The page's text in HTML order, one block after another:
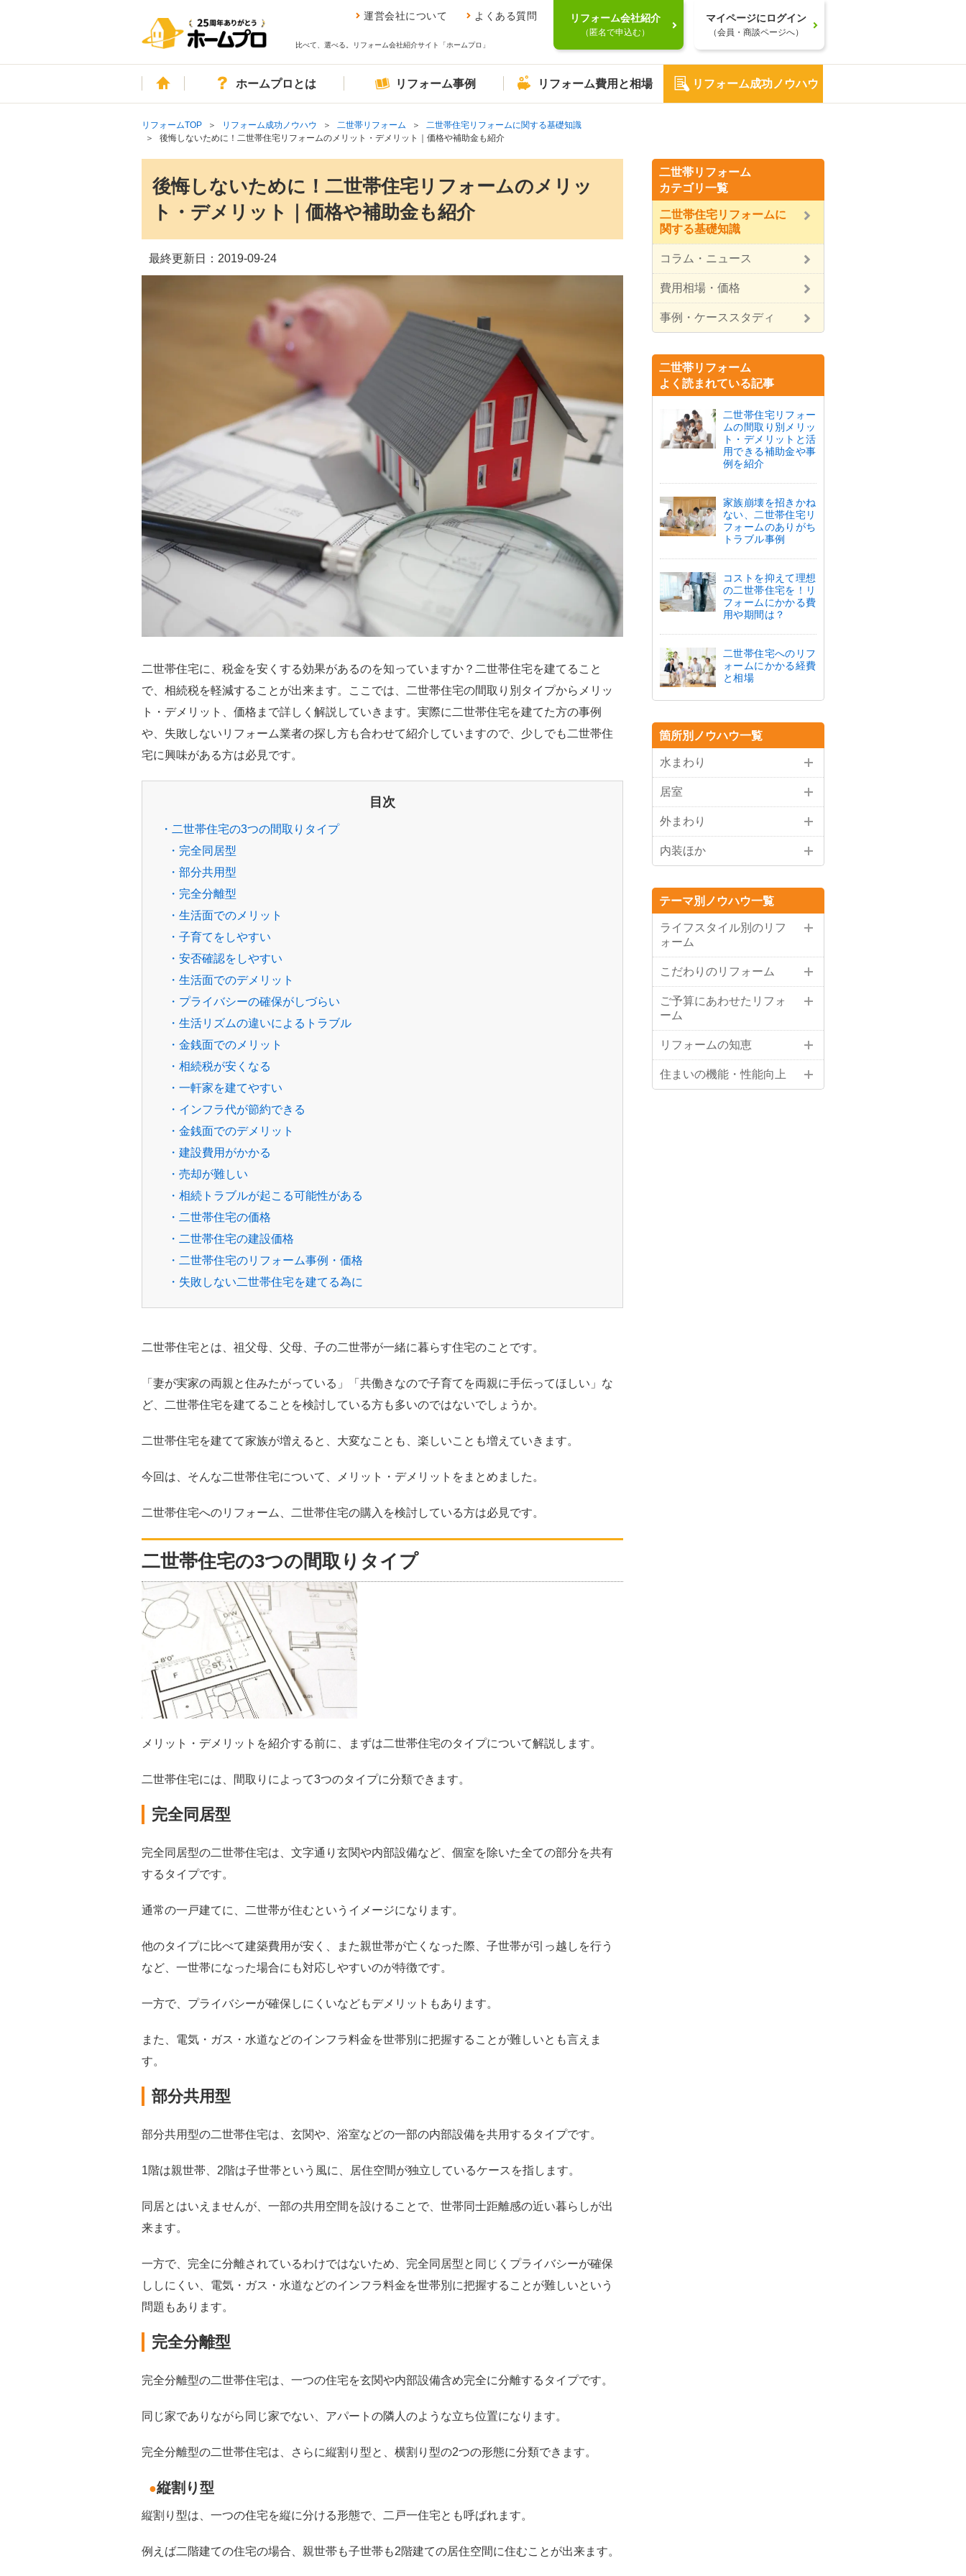
運営会社について よくある質問
比べて、選べる。リフォーム会社紹介サイト「ホームプロ」
リフォーム会社紹介
（匿名で申込む）
マイページにログイン
（会員・商談ページへ）
ホームホームプロとは リフォーム事例 リフォーム費用と相場 リフォーム成功ノウハウ
リフォームTOP リフォーム成功ノウハウ 二世帯リフォーム
二世帯住宅リフォームに関する基礎知識
後悔しないために！二世帯住宅リフォームのメリット・デメリット｜価格や補助金も紹介
後悔しないために！二世帯住宅リフォームのメリッ
ト・デメリット｜価格や補助金も紹介
最終更新日： 2019-09-24
二世帯住宅に、税金を安くする効果があるのを知っていますか？二世帯住宅を建てること
で、相続税を軽減することが出来ます。ここでは、二世帯住宅の間取り別タイプからメリッ
ト・デメリット、価格まで詳しく解説していきます。実際に二世帯住宅を建てた方の事例
や、失敗しないリフォーム業者の探し方も合わせて紹介していますので、少しでも二世帯住
宅に興味がある方は必見です。
目次
・二世帯住宅の3つの間取りタイプ
・完全同居型
・部分共用型
・完全分離型
・生活面でのメリット
・子育てをしやすい
・安否確認をしやすい
・生活面でのデメリット
・プライバシーの確保がしづらい
・生活リズムの違いによるトラブル
・金銭面でのメリット
・相続税が安くなる
・一軒家を建てやすい
・インフラ代が節約できる
・金銭面でのデメリット
・建設費用がかかる
・売却が難しい
・相続トラブルが起こる可能性がある
・二世帯住宅の価格
・二世帯住宅の建設価格
・二世帯住宅のリフォーム事例・価格
・失敗しない二世帯住宅を建てる為に
二世帯住宅とは、祖父母、父母、子の二世帯が一緒に暮らす住宅のことです。
「妻が実家の両親と住みたがっている」「共働きなので子育てを両親に手伝ってほしい」な
ど、二世帯住宅を建てることを検討している方も多いのではないでしょうか。
二世帯住宅を建てて家族が増えると、大変なことも、楽しいことも増えていきます。
今回は、そんな二世帯住宅について、メリット・デメリットをまとめました。
二世帯住宅へのリフォーム、二世帯住宅の購入を検討している方は必見です。
二世帯住宅の3つの間取りタイプ
メリット・デメリットを紹介する前に、まずは二世帯住宅のタイプについて解説します。
二世帯住宅には、間取りによって3つのタイプに分類できます。
完全同居型
完全同居型の二世帯住宅は、文字通り玄関や内部設備など、個室を除いた全ての部分を共有
するタイプです。
通常の一戸建てに、二世帯が住むというイメージになります。
他のタイプに比べて建築費用が安く、また親世帯が亡くなった際、子世帯が引っ越しを行う
など、一世帯になった場合にも対応しやすいのが特徴です。
一方で、プライバシーが確保しにくいなどもデメリットもあります。
また、電気・ガス・水道などのインフラ料金を世帯別に把握することが難しいとも言えま
す。
部分共用型
部分共用型の二世帯住宅は、玄関や、浴室などの一部の内部設備を共用するタイプです。
1階は親世帯、2階は子世帯という風に、居住空間が独立しているケースを指します。
同居とはいえませんが、一部の共用空間を設けることで、世帯同士距離感の近い暮らしが出
来ます。
一方で、完全に分離されているわけではないため、完全同居型と同じくプライバシーが確保
ししにくい、電気・ガス・水道などのインフラ料金を世帯別に把握することが難しいという
問題もあります。
完全分離型
完全分離型の二世帯住宅は、一つの住宅を玄関や内部設備含め完全に分離するタイプです。
同じ家でありながら同じ家でない、アパートの隣人のような立ち位置になります。
完全分離型の二世帯住宅は、さらに縦割り型と、横割り型の2つの形態に分類できます。
●縦割り型
縦割り型は、一つの住宅を縦に分ける形態で、二戸一住宅とも呼ばれます。
例えば二階建ての住宅の場合、親世帯も子世帯も2階建ての居住空間に住むことが出来ます。
二世帯リフォーム
カテゴリ一覧
二世帯住宅リフォームに
関する基礎知識
コラム・ニュース
費用相場・価格
事例・ケーススタディ
二世帯リフォーム
よく読まれている記事
二世帯住宅リフォー
ムの間取り別メリッ
ト・デメリットと活
用できる補助金や事
例を紹介
家族崩壊を招きかね
ない、二世帯住宅リ
フォームのありがち
トラブル事例
コストを抑えて理想
の二世帯住宅を！リ
フォームにかかる費
用や期間は？
二世帯住宅へのリフ
ォームにかかる経費
と相場
箇所別ノウハウ一覧
水まわり
居室
外まわり
内装ほか
テーマ別ノウハウ一覧
ライフスタイル別のリフ
ォーム
こだわりのリフォーム
ご予算にあわせたリフォ
ーム
リフォームの知恵
住まいの機能・性能向上